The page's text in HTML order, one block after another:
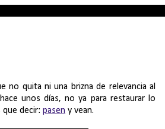
no quita ni una brizna de relevancia al
unos días, no ya para restaurar lo
que decir:pasen y vean.